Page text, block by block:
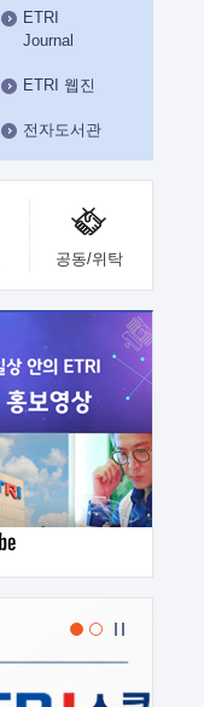
ETRI
Journal
ETRI 웹진
전자도서관
공동/위탁